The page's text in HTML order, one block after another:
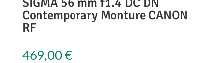
Contemporary Monture CANON
RF
469,00€